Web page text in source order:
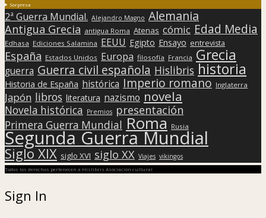
Sorpresa
2ª Guerra Mundial. Alejandro Magno Alemania
Antigua Grecia antigua Roma Atenas cómic Edad Media
Edhasa Ediciones Salamina EEUU Egipto Ensayo entrevista
España Estados Unidos Europa filosofía Francia Grecia
guerra Guerra civil española Hislibris historia
Historia de España histórica Imperio romano Inglaterra
Japón libros literatura nazismo novela
Novela histórica Premios presentación
Primera Guerra Mundial Roma Rusia
Segunda Guerra Mundial
Siglo XIX siglo XVI siglo XX Viajes vikingos
Todos los derechos pertenecen a Hislibris Asociación cultural
Sign In